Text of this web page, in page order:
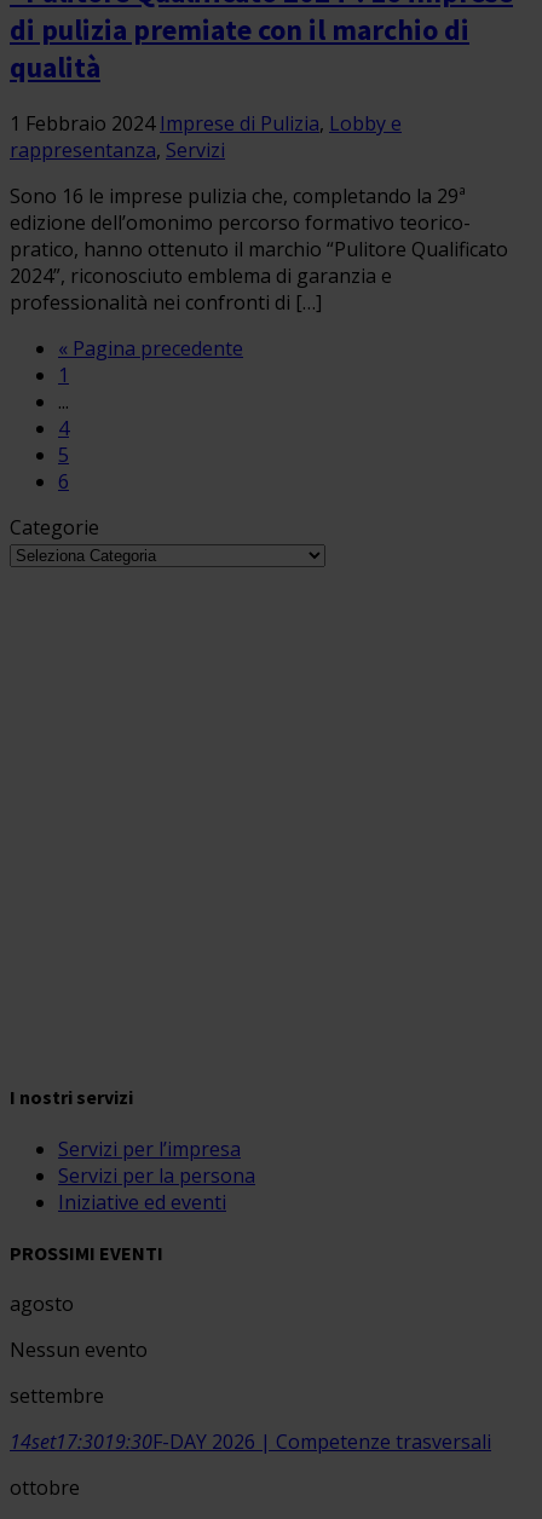
di pulizia premiate con il marchio di
qualità
1 Febbraio 2024 Imprese di Pulizia, Lobby e
rappresentanza, Servizi
Sono 16 le imprese pulizia che, completando la 29ª
edizione dell’omonimo percorso formativo teorico-
pratico, hanno ottenuto il marchio “Pulitore Qualificato
2024”, riconosciuto emblema di garanzia e
professionalità nei confronti di […]
« Pagina precedente
1
...
4
5
6
Categorie
I nostri servizi
Servizi per l’impresa
Servizi per la persona
Iniziative ed eventi
PROSSIMI EVENTI
agosto
Nessun evento
settembre
14set17:3019:30F-DAY 2026 | Competenze trasversali
ottobre